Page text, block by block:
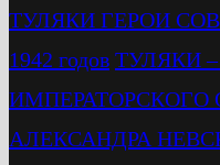
ТУЛЯКИ ГЕРОИ
1942 годов ТУЛЯКИ
ИМПЕРАТОРСКОГО
АЛЕКСАНДРА